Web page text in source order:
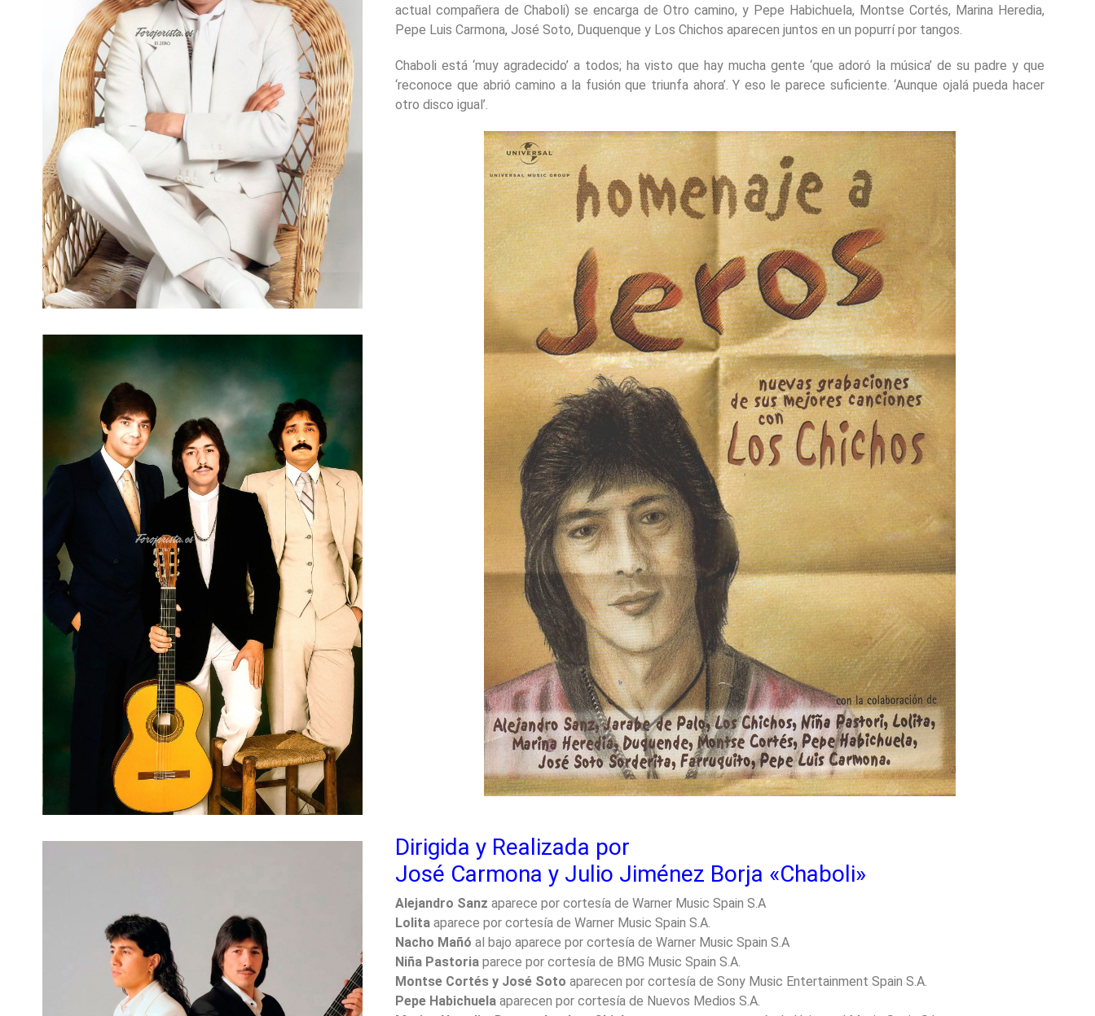
actual compañera de Chaboli) se encarga de Otro camino, y Pepe Habichuela, Montse Cortés, Marina Heredia,
Pepe Luis Carmona, José Soto, Duquenque y Los Chichos aparecen juntos en un popurrí por tangos.
Chaboli está ‘muy agradecido’ a todos; ha visto que hay mucha gente ‘que adoró la música’ de su padre y que
‘reconoce que abrió camino a la fusión que triunfa ahora’. Y eso le parece suficiente. ‘Aunque ojalá pueda hacer
otro disco igual’.
Dirigida y Realizada por
José Carmona y Julio Jiménez Borja «Chaboli»
Alejandro Sanz aparece por cortesía de Warner Music Spain S.A
Lolita aparece por cortesía de Warner Music Spain S.A.
Nacho Mañó al bajo aparece por cortesía de Warner Music Spain S.A
Niña Pastoria parece por cortesía de BMG Music Spain S.A.
Montse Cortés y José Soto aparecen por cortesía de Sony Music Entertainment Spain S.A.
Pepe Habichuela aparecen por cortesía de Nuevos Medios S.A.